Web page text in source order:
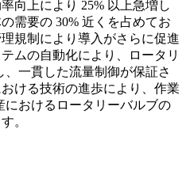
向上により 25% 以上急増し
需要の 30% 近くを占めてお
規制により導入がさらに促進
ムの自動化により、ロータリ
、一貫した流量制御が保証さ
ける技術の進歩により、作業
におけるロータリーバルブの
。